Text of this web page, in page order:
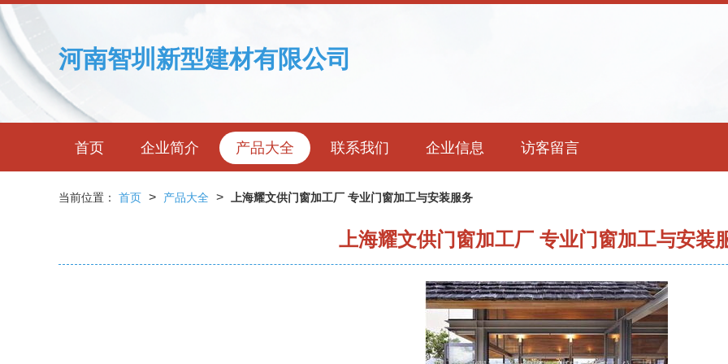
河南智圳新型建材有限公司
首页 企业简介 产品大全 联系我们 企业信息 访客留言
当前位置： 首页 > 产品大全 > 上海耀文供门窗加工厂 专业门窗加工与安装服务
上海耀文供门窗加工厂 专业门窗加工与安装